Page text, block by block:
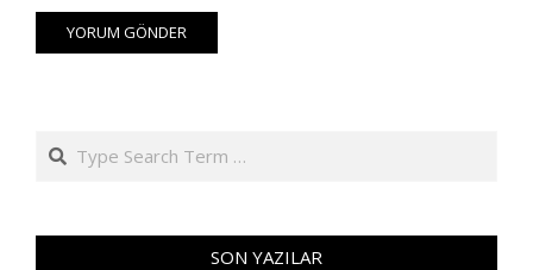
Search
SON YAZILAR